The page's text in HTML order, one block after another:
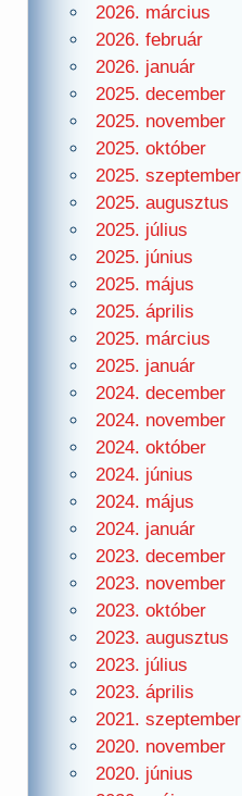
2026. március
2026. február
2026. január
2025. december
2025. november
2025. október
2025. szeptember
2025. augusztus
2025. július
2025. június
2025. május
2025. április
2025. március
2025. január
2024. december
2024. november
2024. október
2024. június
2024. május
2024. január
2023. december
2023. november
2023. október
2023. augusztus
2023. július
2023. április
2021. szeptember
2020. november
2020. június